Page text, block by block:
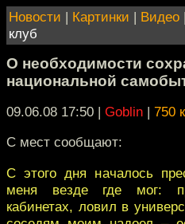
Новости | Картинки | Видео |
клуб
О необходимости
национальной
09.06.08 17:50 | Goblin | 750
С мест сообщают:
С этого дня началось
меня везде где мог:
кабинетах, ловил в